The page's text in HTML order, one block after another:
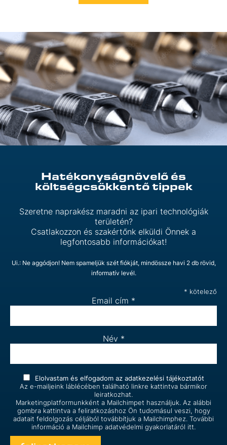
Hatékonyságnövelő és
költségcsökkentő tippek
Szeretne naprakész maradni az ipari technológiák
területén?
Csatlakozzon és szakértőnk elküldi Önnek a
legfontosabb információkat!
Ui.: Ne aggódjon! Nem spameljük szét fiókját, mindössze havi 2 db rövid,
informatív levél.
* kötelező
Email cím *
Név *
Elolvastam és elfogadom az adatkezelési tájékoztatót
Az e-mailjeink láblécében található linkre kattintva bármikor
leiratkozhat.
Marketingplatformunkként a Mailchimpet használjuk. Az alábbi
gombra kattintva a feliratkozáshoz Ön tudomásul veszi, hogy
adatait feldolgozás céljából továbbítjuk a Mailchimphez. További
információ a Mailchimp adatvédelmi gyakorlatáról itt.